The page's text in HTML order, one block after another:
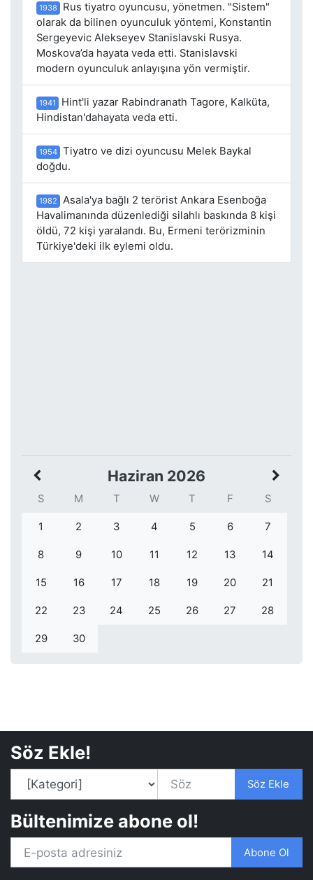
1938
Rus tiyatro oyuncusu, yönetmen. "Sistem"
olarak da bilinen oyunculuk yöntemi, Konstantin
Sergeyevic Alekseyev Stanislavski Rusya.
Moskova’da hayata veda etti. Stanislavski
modern oyunculuk anlayışına yön vermiştir.
1941
Hint'li yazar Rabindranath Tagore, Kalküta,
Hindistan'dahayata veda etti.
1954 Tiyatro ve dizi oyuncusu Melek Baykal
doğdu.
1982
Asala'ya bağlı 2 terörist Ankara Esenboğa
Havalimanında düzenlediği silahlı baskında 8 kişi
öldü, 72 kişi yaralandı. Bu, Ermeni terörizminin
Türkiye'deki ilk eylemi oldu.
Haziran 2026
S M T W T F S
1 2 3 4 5 6 7
8 9 10 11 12 13 14
15 16 17 18 19 20 21
22 23 24 25 26 27 28
29 30
Söz Ekle!
Söz Ekle
Bültenimize abone ol!
Abone Ol